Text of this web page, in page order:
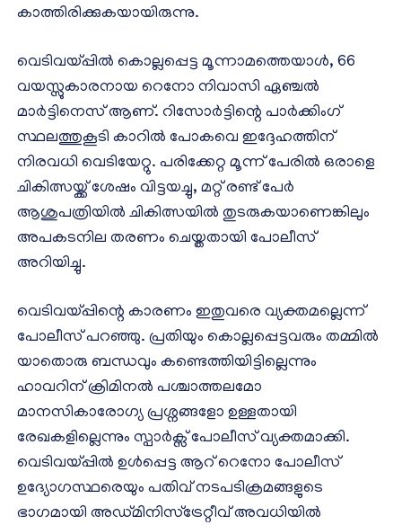
കാത്തിരിക്കുകയായിരുന്നു.
വെടിവയ്പ്പിൽ കൊല്ലപ്പെട്ട മൂന്നാമത്തെയാൾ, 66
വയസ്സുകാരനായ റെനോ നിവാസി ഏഞ്ചൽ
മാർട്ടിനെസ് ആണ്. റിസോർട്ടിന്റെ പാർക്കിംഗ്
സ്ഥലത്തുകൂടി കാറിൽ പോകവെ ഇദ്ദേഹത്തിന്
നിരവധി വെടിയേറ്റു. പരിക്കേറ്റ മൂന്ന് പേരിൽ ഒരാളെ
ചികിത്സയ്ക്ക് ശേഷം വിട്ടയച്ചു, മറ്റ് രണ്ട് പേർ
ആശുപത്രിയിൽ ചികിത്സയിൽ തുടരുകയാണെങ്കിലും
അപകടനില തരണം ചെയ്തതായി പോലീസ്
അറിയിച്ചു.
വെടിവയ്പ്പിന്റെ കാരണം ഇതുവരെ വ്യക്തമല്ലെന്ന്
പോലീസ് പറഞ്ഞു. പ്രതിയും കൊല്ലപ്പെട്ടവരും തമ്മിൽ
യാതൊരു ബന്ധവും കണ്ടെത്തിയിട്ടില്ലെന്നും
ഹാവറിന് ക്രിമിനൽ പശ്ചാത്തലമോ
മാനസികാരോഗ്യ പ്രശ്നങ്ങളോ ഉള്ളതായി
രേഖകളില്ലെന്നും സ്പാർക്സ് പോലീസ് വ്യക്തമാക്കി.
വെടിവയ്പ്പിൽ ഉൾപ്പെട്ട ആറ് റെനോ പോലീസ്
ഉദ്യോഗസ്ഥരെയും പതിവ് നടപടിക്രമങ്ങളുടെ
ഭാഗമായി അഡ്മിനിസ്ട്രേറ്റീവ് അവധിയിൽ